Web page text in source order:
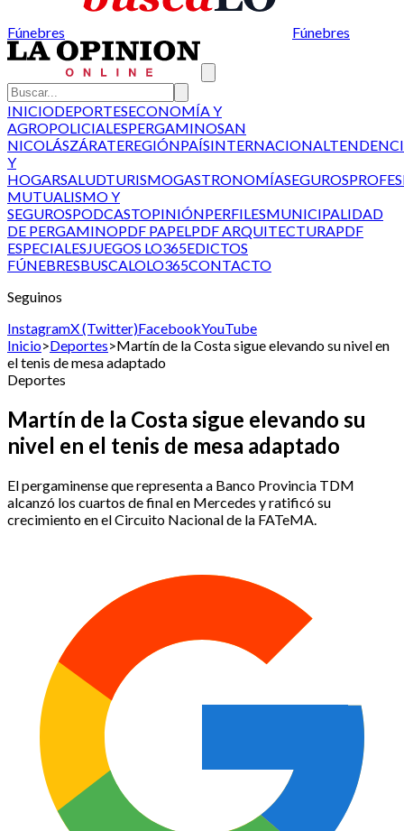
Fúnebres Fúnebres
INICIODEPORTESECONOMÍA Y
AGROPOLICIALESPERGAMINOSAN
NICOLÁSZÁRATEREGIÓNPAÍSINTERNACIONAL
Y
HOGARSALUDTURISMOGASTRONOMÍASEGUROS
MUTUALISMO Y
SEGUROSPODCASTOPINIÓNPERFILESMUNICIPALIDAD
DE PERGAMINOPDF PAPELPDF ARQUITECTURAPDF
ESPECIALESJUEGOS LO365EDICTOS
FÚNEBRESBUSCALOLO365CONTACTO
Seguinos
InstagramX (Twitter)FacebookYouTube
Inicio>Deportes>Martín de la Costa sigue elevando su nivel en
el tenis de mesa adaptado
Deportes
Martín de la Costa sigue elevando su
nivel en el tenis de mesa adaptado
El pergaminense que representa a Banco Provincia TDM
alcanzó los cuartos de final en Mercedes y ratificó su
crecimiento en el Circuito Nacional de la FATeMA.